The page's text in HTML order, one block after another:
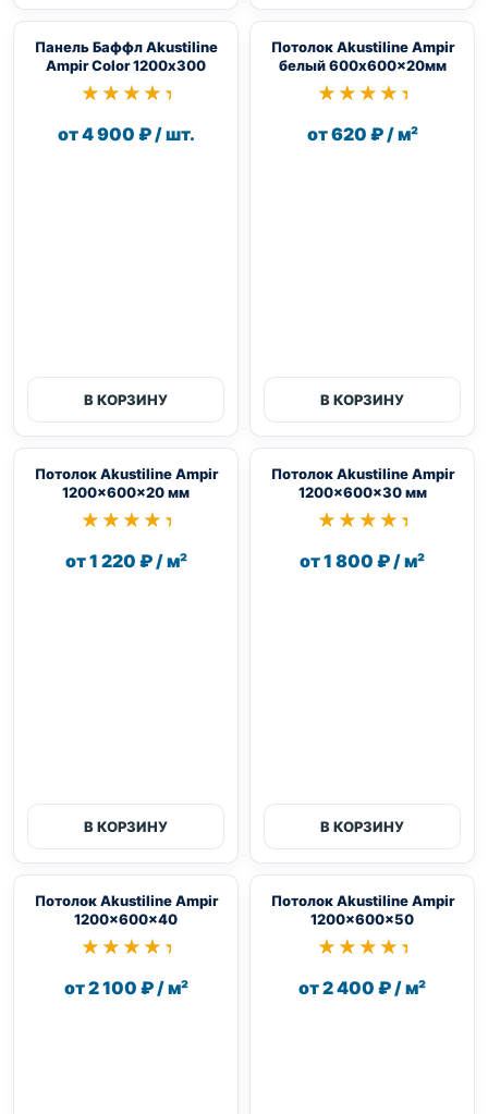
Панель Баффл Akustiline
Ampir Color 1200х300
★★★★★
★★★★★
от 4 900 ₽ / шт.
В КОРЗИНУ
Потолок Akustiline Ampir
белый 600x600x20мм
★★★★★
★★★★★
от 620 ₽ / м²
В КОРЗИНУ
Потолок Akustiline Ampir
1200x600x20 мм
★★★★★
★★★★★
от 1 220 ₽ / м²
В КОРЗИНУ
Потолок Akustiline Ampir
1200x600x30 мм
★★★★★
★★★★★
от 1 800 ₽ / м²
В КОРЗИНУ
Потолок Akustiline Ampir
1200x600x40
★★★★★
★★★★★
от 2 100 ₽ / м²
Потолок Akustiline Ampir
1200x600x50
★★★★★
★★★★★
от 2 400 ₽ / м²